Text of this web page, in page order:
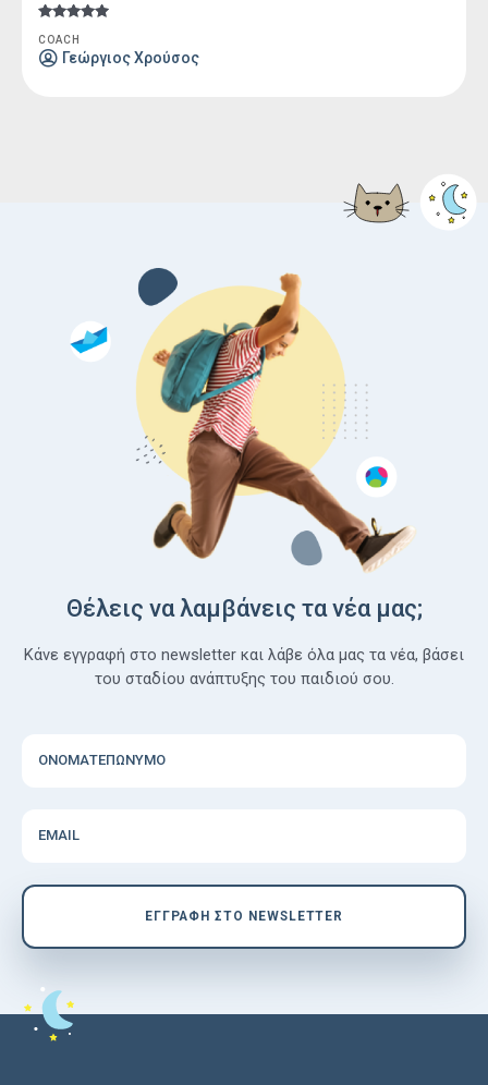
με
5.00
από 5
COACH
Γεώργιος Χρούσος
Θέλεις να λαμβάνεις τα νέα μας;
Κάνε εγγραφή στο newsletter και λάβε όλα μας τα νέα, βάσει
του σταδίου ανάπτυξης του παιδιού σου.
ΟΝΟΜΑΤΕΠΩΝΥΜΟ
EMAIL
EΓΓΡΑΦΗ ΣΤΟ NEWSLETTER